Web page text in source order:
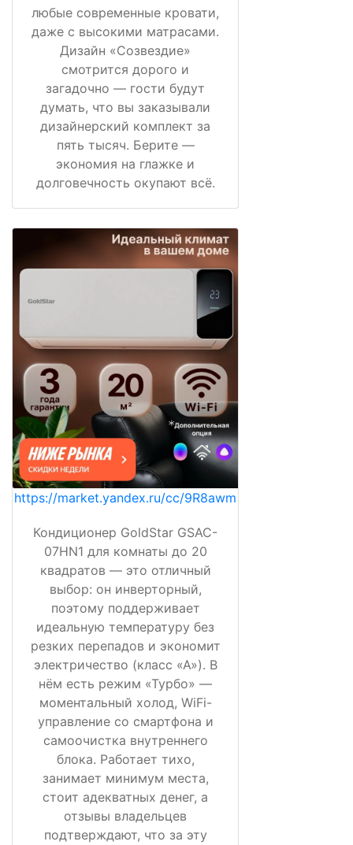
любые современные кровати,
даже с высокими матрасами.
Дизайн «Созвездие»
смотрится дорого и
загадочно — гости будут
думать, что вы заказывали
дизайнерский комплект за
пять тысяч. Берите —
экономия на глажке и
долговечность окупают всё.
https://market.yandex.ru/cc/9R8awm
Кондиционер GoldStar GSAC-
07HN1 для комнаты до 20
квадратов — это отличный
выбор: он инверторный,
поэтому поддерживает
идеальную температуру без
резких перепадов и экономит
электричество (класс «А»). В
нём есть режим «Турбо» —
моментальный холод, WiFi-
управление со смартфона и
самоочистка внутреннего
блока. Работает тихо,
занимает минимум места,
стоит адекватных денег, а
отзывы владельцев
подтверждают, что за эту